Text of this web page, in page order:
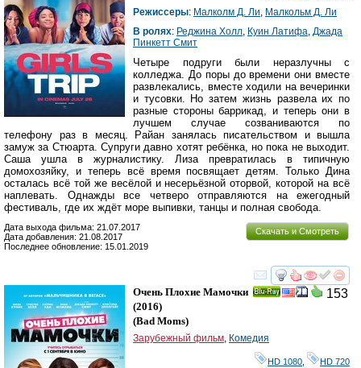
Режиссеры: Малколм Д. Ли, Малкольм Д. Ли
В ролях: Реджина Холл, Куин Латифа, Джада
Пинкетт Смит
Четыре подруги были неразлучны с
колледжа. До поры до времени они вместе
развлекались, вместе ходили на вечеринки
и тусовки. Но затем жизнь развела их по
разные стороны баррикад, и теперь они в
лучшем случае созваниваются по
телефону раз в месяц. Райан занялась писательством и вышла
замуж за Стюарта. Супруги давно хотят ребёнка, но пока не выходит.
Саша ушла в журналистику. Лиза превратилась в типичную
домохозяйку, и теперь всё время посвящает детям. Только Дина
осталась всё той же весёлой и несерьёзной оторвой, которой на всё
наплевать. Однажды все четверо отправляются на ежегодный
фестиваль, где их ждёт море выпивки, танцы и полная свобода.
Скачать и Смотреть
Дата выхода фильма: 21.07.2017
Дата добавления: 21.08.2017
Последнее обновление: 15.01.2019
смотреть
153
Очень Плохие Мамочки
(2016)
(Bad Moms)
Зарубежный фильм, Комедия
HD 1080 HD 720